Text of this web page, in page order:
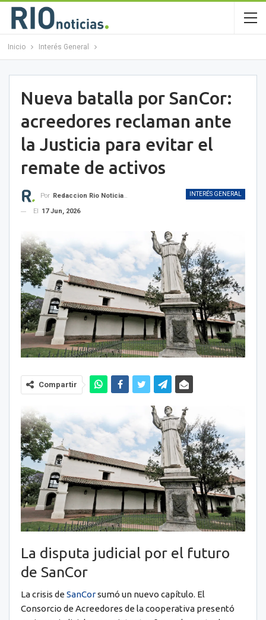
Inicio Interés General
Nueva batalla por SanCor:
acreedores reclaman ante
la Justicia para evitar el
remate de activos
INTERÉS GENERAL
Por Redaccion Rio Noticias OK
El
17 Jun, 2026
Compartir
La disputa judicial por el futuro
de SanCor
La crisis de SanCorsumó un nuevo capítulo. El
Consorcio de Acreedores de la cooperativa presentó